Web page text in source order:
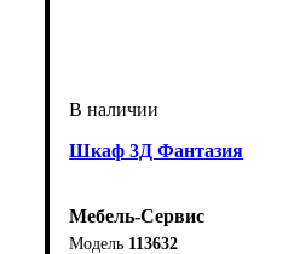
Шкаф 3Д Фантазия
Мебель-Сервис
113632